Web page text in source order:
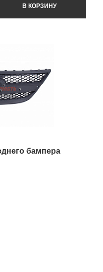
В КОРЗИНУ
бампера